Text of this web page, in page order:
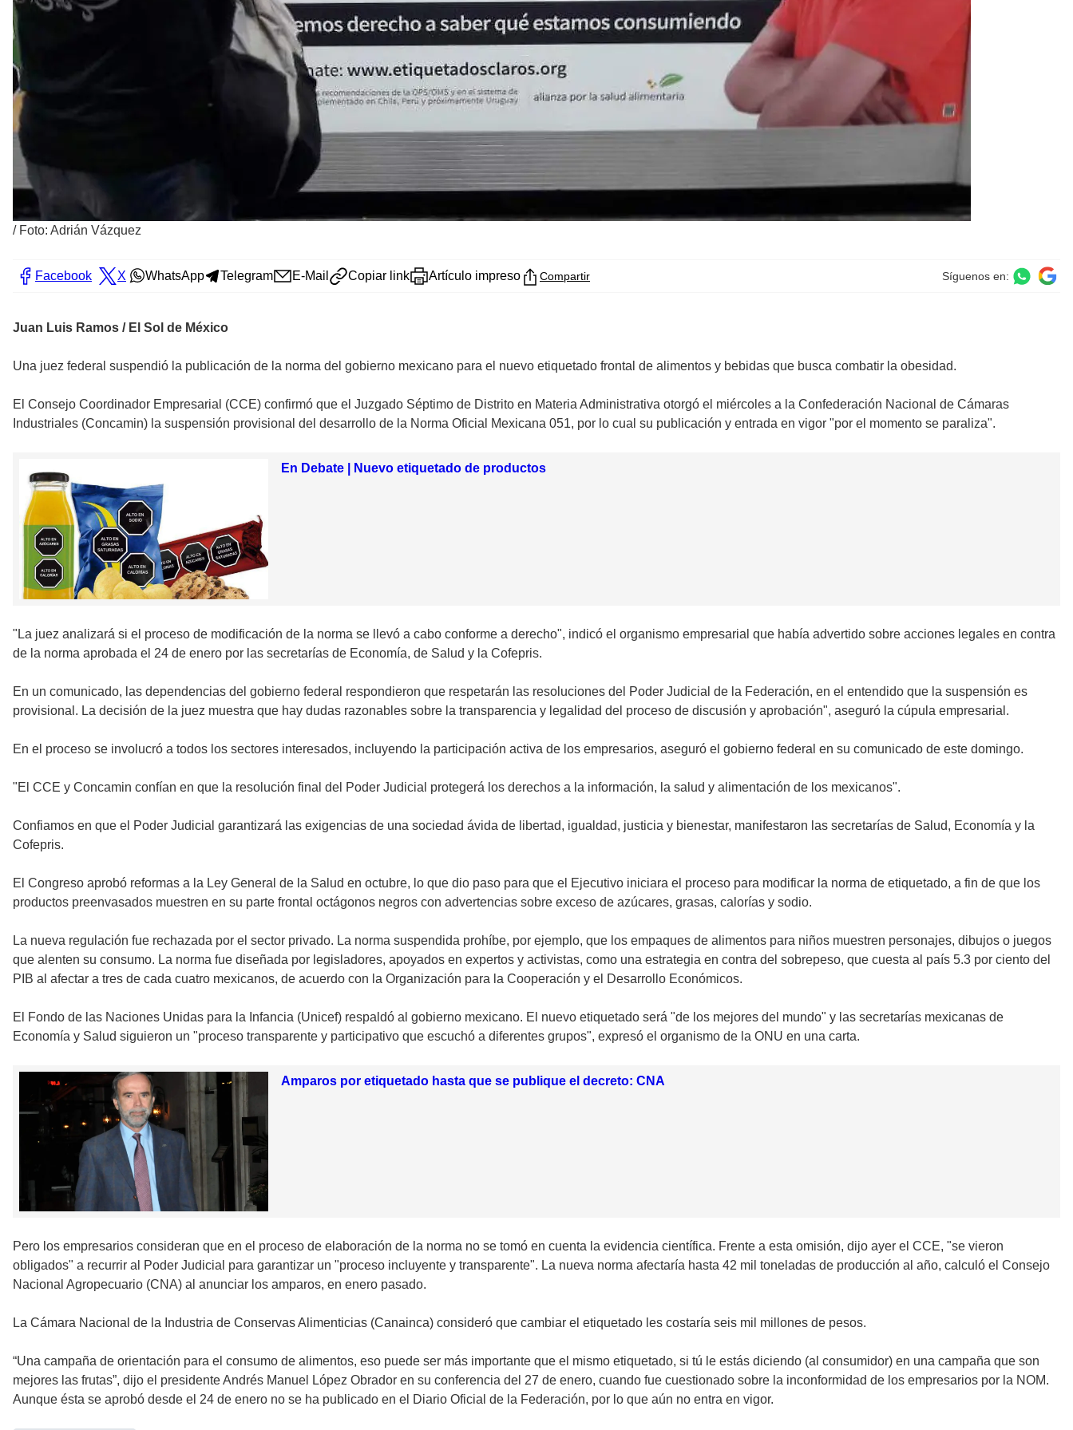
/ Foto: Adrián Vázquez
Facebook X WhatsApp Telegram E-Mail Copiar link Artículo impreso Compartir Síguenos en:
Juan Luis Ramos / El Sol de México
Una juez federal suspendió la publicación de la norma del gobierno mexicano para el nuevo etiquetado frontal de alimentos y bebidas que busca combatir la obesidad.
El Consejo Coordinador Empresarial (CCE) confirmó que el Juzgado Séptimo de Distrito en Materia Administrativa otorgó el miércoles a la Confederación Nacional de Cámaras
Industriales (Concamin) la suspensión provisional del desarrollo de la Norma Oficial Mexicana 051, por lo cual su publicación y entrada en vigor "por el momento se paraliza".
En Debate | Nuevo etiquetado de productos
"La juez analizará si el proceso de modificación de la norma se llevó a cabo conforme a derecho", indicó el organismo empresarial que había advertido sobre acciones legales en contra
de la norma aprobada el 24 de enero por las secretarías de Economía, de Salud y la Cofepris.
En un comunicado, las dependencias del gobierno federal respondieron que respetarán las resoluciones del Poder Judicial de la Federación, en el entendido que la suspensión es
provisional. La decisión de la juez muestra que hay dudas razonables sobre la transparencia y legalidad del proceso de discusión y aprobación", aseguró la cúpula empresarial.
En el proceso se involucró a todos los sectores interesados, incluyendo la participación activa de los empresarios, aseguró el gobierno federal en su comunicado de este domingo.
"El CCE y Concamin confían en que la resolución final del Poder Judicial protegerá los derechos a la información, la salud y alimentación de los mexicanos".
Confiamos en que el Poder Judicial garantizará las exigencias de una sociedad ávida de libertad, igualdad, justicia y bienestar, manifestaron las secretarías de Salud, Economía y la
Cofepris.
El Congreso aprobó reformas a la Ley General de la Salud en octubre, lo que dio paso para que el Ejecutivo iniciara el proceso para modificar la norma de etiquetado, a fin de que los
productos preenvasados muestren en su parte frontal octágonos negros con advertencias sobre exceso de azúcares, grasas, calorías y sodio.
La nueva regulación fue rechazada por el sector privado. La norma suspendida prohíbe, por ejemplo, que los empaques de alimentos para niños muestren personajes, dibujos o juegos
que alenten su consumo. La norma fue diseñada por legisladores, apoyados en expertos y activistas, como una estrategia en contra del sobrepeso, que cuesta al país 5.3 por ciento del
PIB al afectar a tres de cada cuatro mexicanos, de acuerdo con la Organización para la Cooperación y el Desarrollo Económicos.
El Fondo de las Naciones Unidas para la Infancia (Unicef) respaldó al gobierno mexicano. El nuevo etiquetado será "de los mejores del mundo" y las secretarías mexicanas de
Economía y Salud siguieron un "proceso transparente y participativo que escuchó a diferentes grupos", expresó el organismo de la ONU en una carta.
Amparos por etiquetado hasta que se publique el decreto: CNA
Pero los empresarios consideran que en el proceso de elaboración de la norma no se tomó en cuenta la evidencia científica. Frente a esta omisión, dijo ayer el CCE, "se vieron
obligados" a recurrir al Poder Judicial para garantizar un "proceso incluyente y transparente". La nueva norma afectaría hasta 42 mil toneladas de producción al año, calculó el Consejo
Nacional Agropecuario (CNA) al anunciar los amparos, en enero pasado.
La Cámara Nacional de la Industria de Conservas Alimenticias (Canainca) consideró que cambiar el etiquetado les costaría seis mil millones de pesos.
“Una campaña de orientación para el consumo de alimentos, eso puede ser más importante que el mismo etiquetado, si tú le estás diciendo (al consumidor) en una campaña que son
mejores las frutas”, dijo el presidente Andrés Manuel López Obrador en su conferencia del 27 de enero, cuando fue cuestionado sobre la inconformidad de los empresarios por la NOM.
Aunque ésta se aprobó desde el 24 de enero no se ha publicado en el Diario Oficial de la Federación, por lo que aún no entra en vigor.